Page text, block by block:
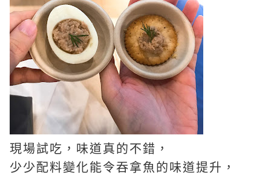
現場試吃，味道真的不錯，
少少配料變化能令吞拿魚的味道提升，